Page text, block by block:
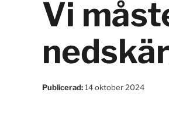
Vi
Publicerad:14 oktober 2024